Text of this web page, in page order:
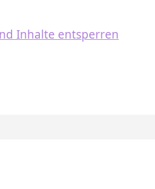
Inhalte entsperren